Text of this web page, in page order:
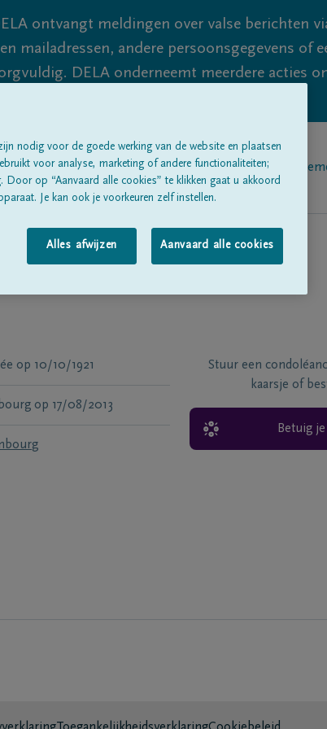
ontvangt meldingen over valse berichten
mailadressen, andere persoonsgegevens of
DELA onderneemt meerdere acties
dus blijf waakzaam.
Alle rouwberichten Over ons
op 10/10/1921
op 17/08/2013
Stuur een
kaarsje of
Betuig
nodig voor de goede werking van de website en plaatsen
voor analyse, marketing of andere functionaliteiten;
Door op “Aanvaard alle cookies” te klikken gaat u akkoord
Je kan ook je voorkeuren zelf instellen.
Alles afwijzen Aanvaard alle cookies